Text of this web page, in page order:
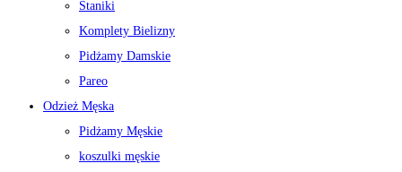
Staniki
Komplety Bielizny
Pidżamy Damskie
Pareo
Odzież Męska
Pidżamy Męskie
koszulki męskie